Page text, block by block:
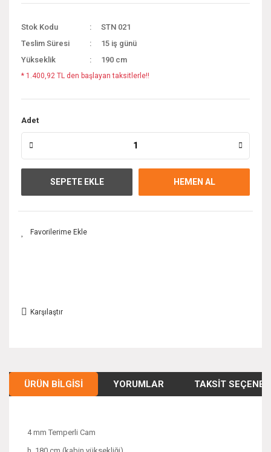
Stok Kodu
STN 021
Teslim Süresi
15 iş günü
Yükseklik
190 cm
* 1.400,92 TL den başlayan taksitlerle!!
Adet
SEPETE EKLE HEMEN AL
Karşılaştır
ÜRÜN BILGISI YORUMLAR TAKSIT
4 mm Temperli Cam